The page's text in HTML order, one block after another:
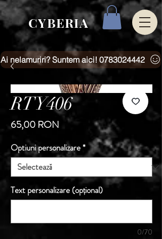
CYBERIA
Ai nelamuriri? Suntem aici! 0783024442
RTY406
65,00 RON Preț
Optiuni personalizare*
Text personalizare (opțional)
0/70